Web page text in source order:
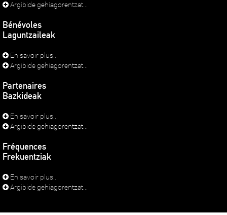
Argibide gehiagorentzat...
Bénévoles
Laguntzaileak
En savoir plus...
Argibide gehiagorentzat...
Partenaires
Bazkideak
En savoir plus...
Argibide gehiagorentzat...
Fréquences
Frekuentziak
En savoir plus...
Argibide gehiagorentzat...